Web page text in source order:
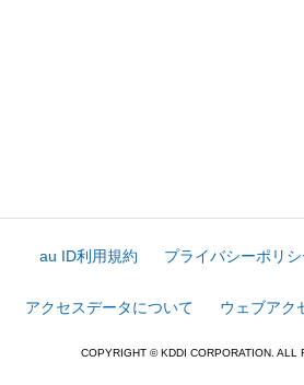
au ID利用規約 プライバシーポリシ
アクセスデータについて ウェブアク
COPYRIGHT © KDDI CORPORATION. ALL